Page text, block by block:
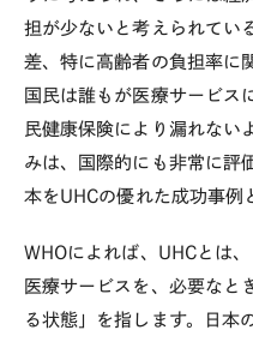
担が少ないと考えられてい
差、特に高齢者の負担率に
国民は誰もが医療サービス
民健康保険により漏れない
みは、国際的にも非常に評
本をUHCの優れた成功事例
WHOによれば、 UHCとは
医療サービスを、必要なと
る状態」を指します。日本